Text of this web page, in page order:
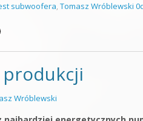
subwoofera, Tomasz Wróblewski
produkcji
Wróblewski